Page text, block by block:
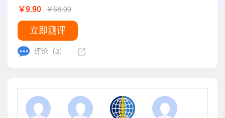
￥9.90 ￥68.00
立即测评
评论（3）